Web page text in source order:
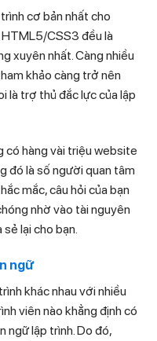
cơ bản nhất cho
CSS3 đều là
xuyên nhất. Càng nhiều
khảo càng trở nên
là trợ thủ đắc lực của lập
có hàng vài triệu website
đó là số người quan tâm
mắc, câu hỏi của bạn
nhờ vào tài nguyên
lại cho bạn.
ngữ
khác nhau với nhiều
viên nào khẳng định có
ngữ lập trình. Do đó,